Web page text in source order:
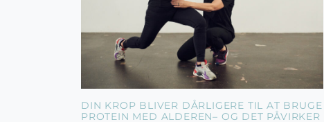
DIN KROP BLIVER DÅRLIGERE TIL AT BRUGE
PROTEIN MED ALDEREN– OG DET PÅVIRKER